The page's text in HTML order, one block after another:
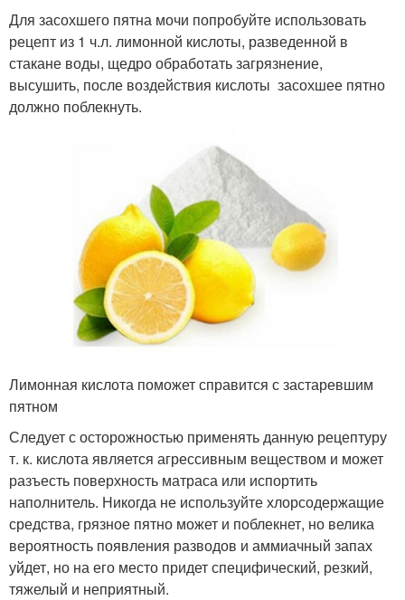
Для засохшего пятна мочи попробуйте использовать
рецепт из 1 ч.л. лимонной кислоты, разведенной в
стакане воды, щедро обработать загрязнение,
высушить, после воздействия кислоты засохшее пятно
должно поблекнуть.
Лимонная кислота поможет справится с застаревшим
пятном
Следует с осторожностью применять данную рецептуру
т. к. кислота является агрессивным веществом и может
разъесть поверхность матраса или испортить
наполнитель. Никогда не используйте хлорсодержащие
средства, грязное пятно может и поблекнет, но велика
вероятность появления разводов и аммиачный запах
уйдет, но на его место придет специфический, резкий,
тяжелый и неприятный.